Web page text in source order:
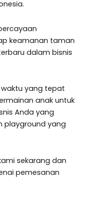
keamanan taman
dalam bisnis
yang tepat
anak untuk
Anda yang
playground yang
sekarang dan
pemesanan